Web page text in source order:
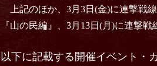
上記のほか、3月3日(金)に連撃戦
『山の民編』、3月13日(月)に連撃戦
以下に記載する開催イベント・